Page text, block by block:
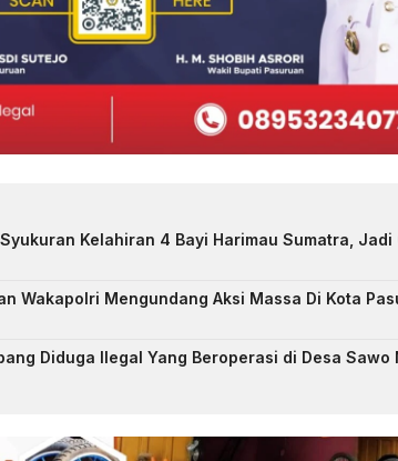
Kelahiran 4 Bayi Harimau Sumatra, Jadi
Wakapolri Mengundang Aksi Massa Di Kota
Diduga Ilegal Yang Beroperasi di Desa Sawo